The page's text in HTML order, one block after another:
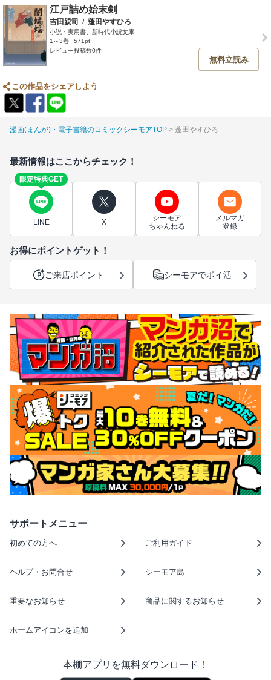
江戸詰め始末剣
吉田親司 / 蓬田やすひろ
小説・実用書、新時代小説文庫
1～3巻
571pt
レビュー投稿数0件
無料立読み
この作品をシェアしよう
漫画(まんが)・電子書籍のコミックシーモアTOP 蓬田やすひろ
最新情報はここからチェック！
限定特典GET
LINE X
シーモア
ちゃんねる
メルマガ
登録
お得にポイントゲット！
ご来店ポイント シーモアでポイ活
サポートメニュー
初めての方へ ご利用ガイド
ヘルプ・お問合せ シーモア島
重要なお知らせ 商品に関するお知らせ
ホームアイコンを追加
本棚アプリを無料ダウンロード！